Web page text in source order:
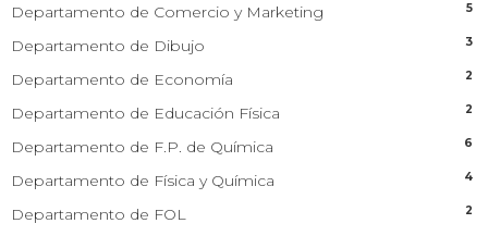
Departamento de Comercio y Marketing 5
Departamento de Dibujo 3
Departamento de Economía 2
Departamento de Educación Física 2
Departamento de F.P. de Química 6
Departamento de Física y Química 4
Departamento de FOL 2